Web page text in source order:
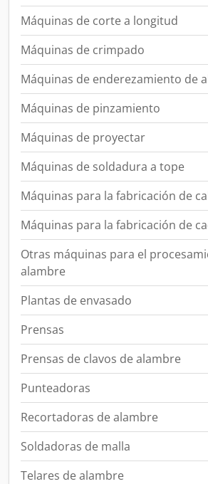
Máquinas de corte a longitud
Máquinas de crimpado
Máquinas de enderezamiento de
Máquinas de pinzamiento
Máquinas de proyectar
Máquinas de soldadura a tope
Máquinas para la fabricación de
Máquinas para la fabricación de
Otras máquinas para el
alambre
Plantas de envasado
Prensas
Prensas de clavos de alambre
Punteadoras
Recortadoras de alambre
Soldadoras de malla
Telares de alambre